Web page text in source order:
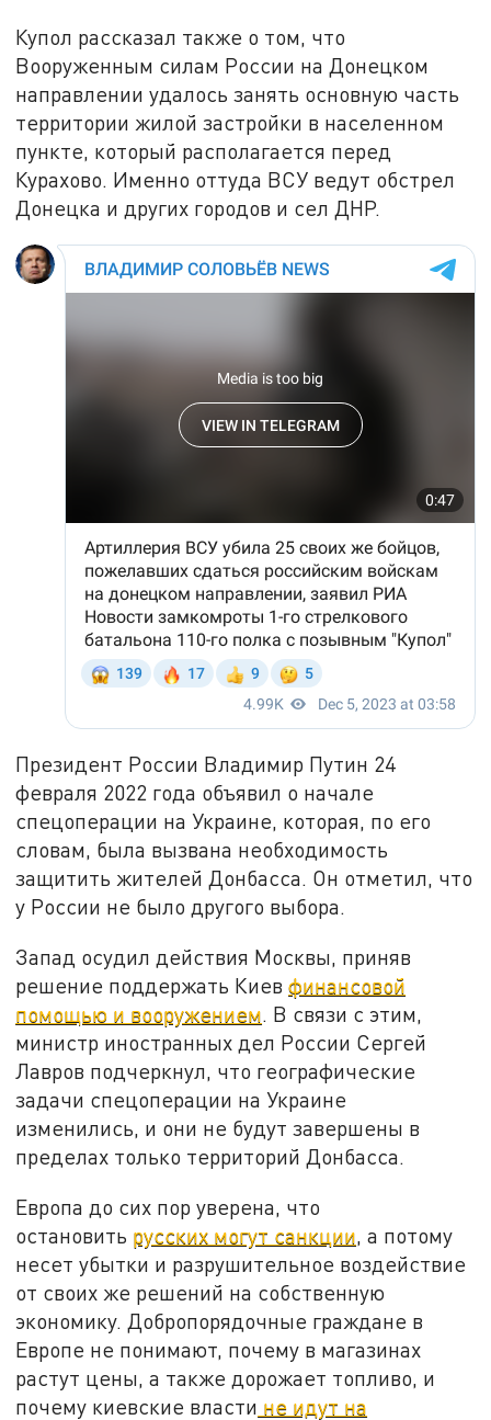
Купол рассказал также о том, что
Вооруженным силам России на Донецком
направлении удалось занять основную часть
территории жилой застройки в населенном
пункте, который располагается перед
Курахово. Именно оттуда ВСУ ведут обстрел
Донецка и других городов и сел ДНР.
Президент России Владимир Путин 24
февраля 2022 года объявил о начале
спецоперации на Украине, которая, по его
словам, была вызвана необходимость
защитить жителей Донбасса. Он отметил, что
у России не было другого выбора.
Запад осудил действия Москвы, приняв
решение поддержать Киевфинансовой
помощью и вооружением. В связи с этим,
министр иностранных дел России Сергей
Лавров подчеркнул, что географические
задачи спецоперации на Украине
изменились, и они не будут завершены в
пределах только территорий Донбасса.
Европа до сих пор уверена, что
остановить русских могут санкции , а потому
несет убытки и разрушительное воздействие
от своих же решений на собственную
экономику. Добропорядочные граждане в
Европе не понимают, почему в магазинах
растут цены, а также дорожает топливо, и
почему киевские власти не идут на